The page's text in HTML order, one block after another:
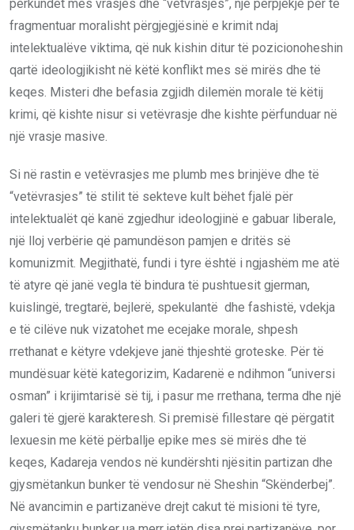
përkundet mes vrasjes dhe “vetvrasjes”, një përpjekje për të
fragmentuar moralisht përgjegjësinë e krimit ndaj
intelektualëve viktima, që nuk kishin ditur të pozicionoheshin
qartë ideologjikisht në këtë konflikt mes së mirës dhe të
keqes. Misteri dhe befasia zgjidh dilemën morale të këtij
krimi, që kishte nisur si vetëvrasje dhe kishte përfunduar në
një vrasje masive.
Si në rastin e vetëvrasjes me plumb mes brinjëve dhe të
“vetëvrasjes” të stilit të sekteve kult bëhet fjalë për
intelektualët që kanë zgjedhur ideologjinë e gabuar liberale,
një lloj verbërie që pamundëson pamjen e dritës së
komunizmit. Megjithatë, fundi i tyre është i ngjashëm me atë
të atyre që janë vegla të bindura të pushtuesit gjerman,
kuislingë, tregtarë, bejlerë, spekulantë dhe fashistë, vdekja
e të cilëve nuk vizatohet me ecejake morale, shpesh
rrethanat e këtyre vdekjeve janë thjeshtë groteske. Për të
mundësuar këtë kategorizim, Kadarenë e ndihmon “universi
osman” i krijimtarisë së tij, i pasur me rrethana, terma dhe një
galeri të gjerë karakteresh. Si premisë fillestare që përgatit
lexuesin me këtë përballje epike mes së mirës dhe të
keqes, Kadareja vendos në kundërshti njësitin partizan dhe
gjysmëtankun bunker të vendosur në Sheshin “Skënderbej”.
Në avancimin e partizanëve drejt cakut të misioni të tyre,